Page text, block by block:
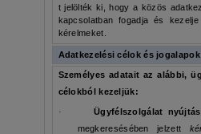
t jelölték ki, hogy a közös
kapcsolatban fogadja és
kérelmeket.
Adatkezelési célok és jogalapok
Személyes adatait az alábbi,
célokból kezeljük:
· Ügyfélszolgálat
megkeresésében jelzett